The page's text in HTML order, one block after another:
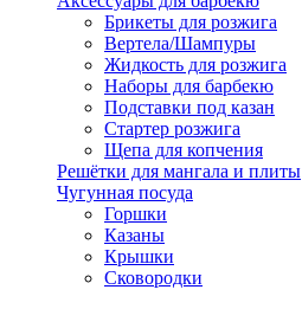
Брикеты для розжига
Вертела/Шампуры
Жидкость для розжига
Наборы для барбекю
Подставки под казан
Стартер розжига
Щепа для копчения
Решётки для мангала и плиты
Чугунная посуда
Горшки
Казаны
Крышки
Сковородки